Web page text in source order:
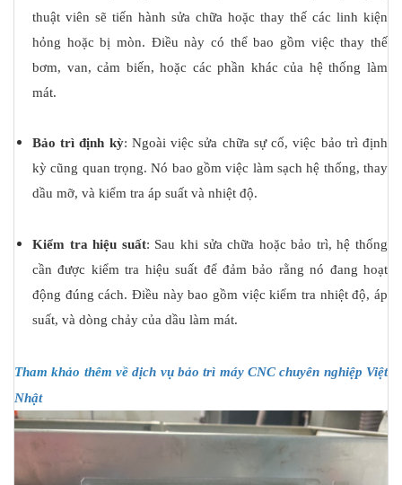
thuật viên sẽ tiến hành sửa chữa hoặc thay thế các linh kiện
hỏng hoặc bị mòn. Điều này có thể bao gồm việc thay thế
bơm, van, cảm biến, hoặc các phần khác của hệ thống làm
mát.
Bảo trì định kỳ: Ngoài việc sửa chữa sự cố, việc bảo trì định
kỳ cũng quan trọng. Nó bao gồm việc làm sạch hệ thống, thay
dầu mỡ, và kiểm tra áp suất và nhiệt độ.
Kiểm tra hiệu suất: Sau khi sửa chữa hoặc bảo trì, hệ thống
cần được kiểm tra hiệu suất để đảm bảo rằng nó đang hoạt
động đúng cách. Điều này bao gồm việc kiểm tra nhiệt độ, áp
suất, và dòng chảy của dầu làm mát.
Tham khảo thêm vềdịch vụ bảo trì máy CNC chuyên nghiệp Việt
Nhật